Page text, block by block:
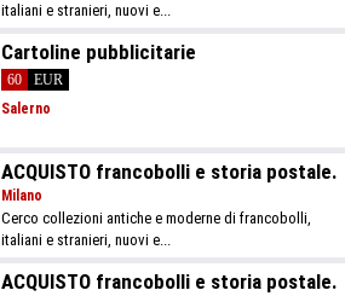
italiani e stranieri, nuovi e...
Cartoline pubblicitarie
60
EUR
Salerno
ACQUISTO francobolli e storia postale.
Milano
Cerco collezioni antiche e moderne di francobolli,
italiani e stranieri, nuovi e...
ACQUISTO francobolli e storia postale.